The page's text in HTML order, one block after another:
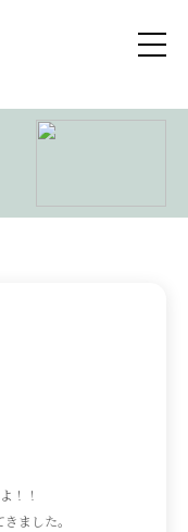
！！
ました。